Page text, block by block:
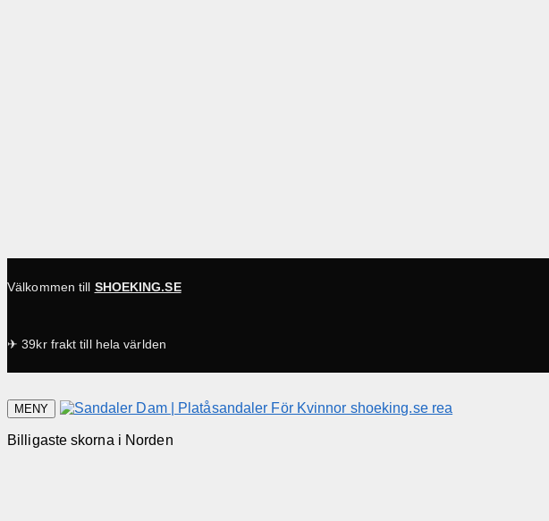
Välkommen till SHOEKING.SE
✈ 39kr frakt till hela världen
MENY
Billigaste skorna i Norden